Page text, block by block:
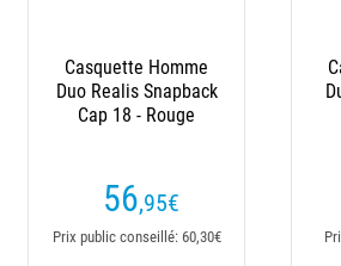
Homme
Snapback
60,30€
Casquette Homme
Duo Tracker - Camo
Prix public conseillé: 47€